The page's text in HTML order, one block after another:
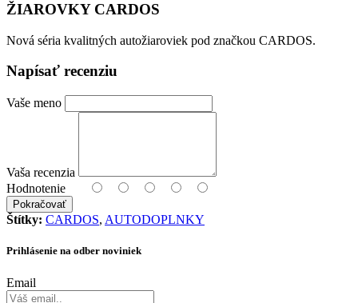
ŽIAROVKY CARDOS
Nová séria kvalitných autožiaroviek pod značkou CARDOS.
Napísať recenziu
Vaše meno
Vaša recenzia
Hodnotenie
Pokračovať
Štítky: CARDOS, AUTODOPLNKY
Prihlásenie na odber noviniek
Email